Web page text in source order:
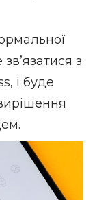
з
і буде